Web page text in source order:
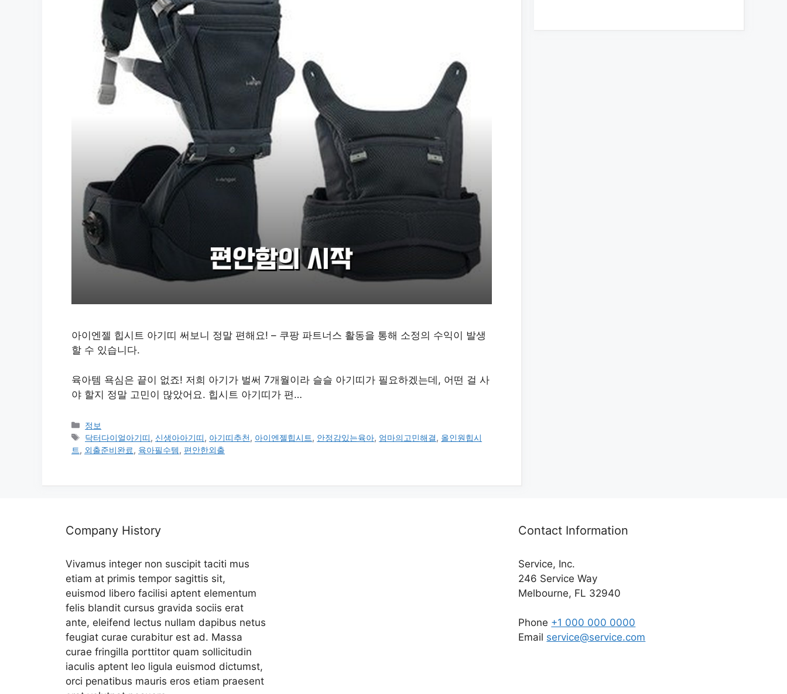
아이엔젤 힙시트 아기띠 써보니 정말 편해요! – 쿠팡 파트너스 활동을 통해 소정의 수익이 발생
할 수 있습니다.
육아템 욕심은 끝이 없죠! 저희 아기가 벌써 7개월이라 슬슬 아기띠가 필요하겠는데, 어떤 걸 사
야 할지 정말 고민이 많았어요. 힙시트 아기띠가 편…
카
테
고
정보
태
그
닥터다이얼아기띠, 신생아아기띠, 아기띠추천, 아이엔젤힙시트, 안정감있는육아, 엄마의고민해결, 올인원힙시
트, 외출준비완료, 육아필수템, 편안한외출
Company History
Vivamus integer non suscipit taciti mus
etiam at primis tempor sagittis sit,
euismod libero facilisi aptent elementum
felis blandit cursus gravida sociis erat
ante, eleifend lectus nullam dapibus netus
feugiat curae curabitur est ad. Massa
curae fringilla porttitor quam sollicitudin
iaculis aptent leo ligula euismod dictumst,
orci penatibus mauris eros etiam praesent
Contact Information
Service, Inc.
246 Service Way
Melbourne, FL 32940
Phone +1 000 000 0000
Email service@service.com